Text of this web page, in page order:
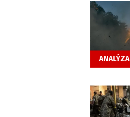
ANALÝZA